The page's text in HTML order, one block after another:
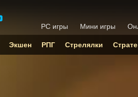
PC игры Мини игры
Экшен РПГ Стрелялки